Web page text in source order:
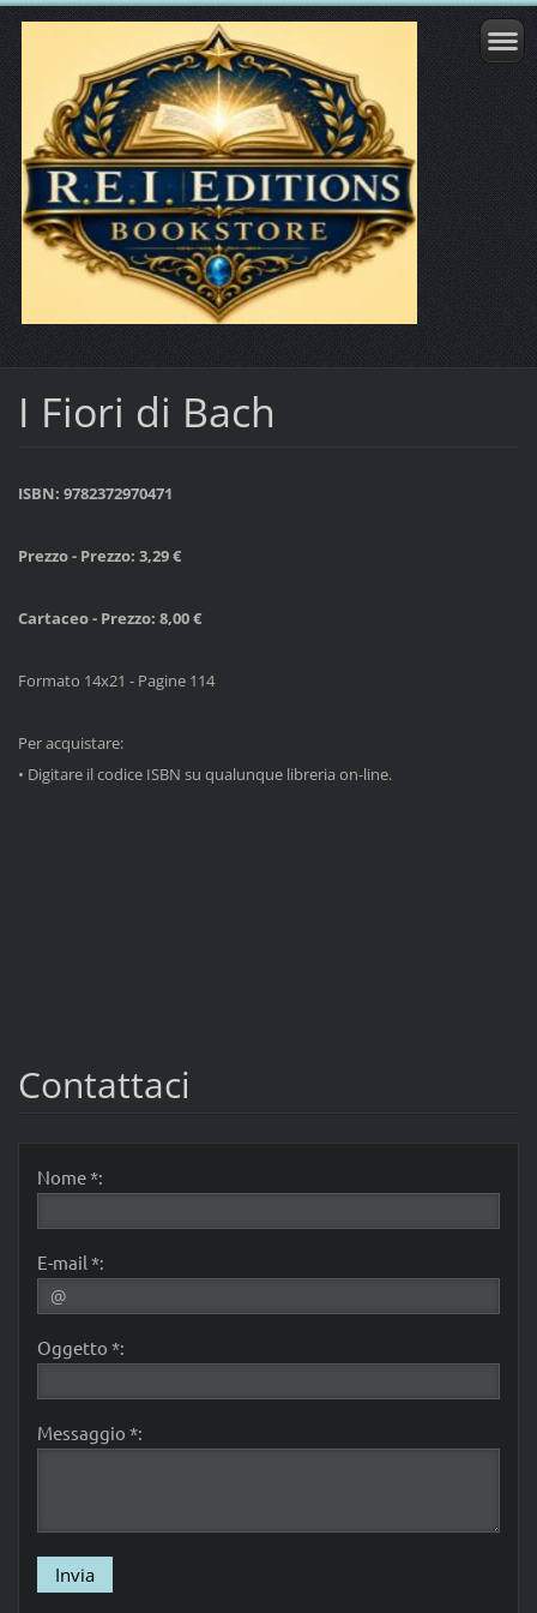
I Fiori di Bach
ISBN: 9782372970471
Prezzo - Prezzo: 3,29 €
Cartaceo - Prezzo: 8,00 €
Formato 14x21 - Pagine 114
Per acquistare:
• Digitare il codice ISBN su qualunque libreria on-line.
Contattaci
Nome *:
E-mail *:
Oggetto *:
Messaggio *: